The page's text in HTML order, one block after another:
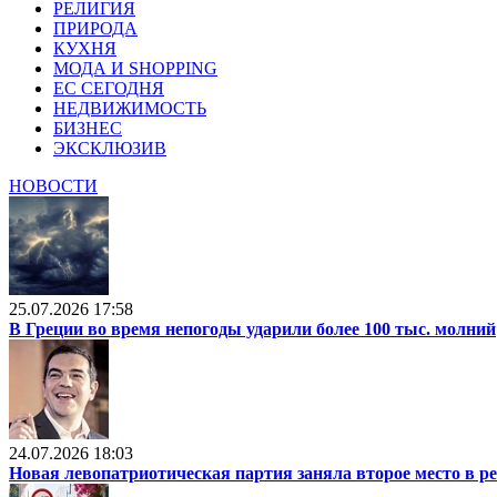
РЕЛИГИЯ
ПРИРОДА
КУХНЯ
МОДА И SHOPPING
ЕС СЕГОДНЯ
НЕДВИЖИМОСТЬ
БИЗНЕС
ЭКСКЛЮЗИВ
НОВОСТИ
25.07.2026 17:58
В Греции во время непогоды ударили более 100 тыс. молний
24.07.2026 18:03
Новая левопатриотическая партия заняла второе место в